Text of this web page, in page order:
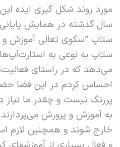
مورد روند شکل گیری ایده
سال گذشته در همایش پایانی
ستاپ “سکوی تعالی آموزش
ستاپ به نوعی به
می‌دهد که در راستای
احساس کردم در این فضا
پررنگ نیست و چقدر ما نیاز
به آموزش و پرورش
خارج شوند و همچنین لازم